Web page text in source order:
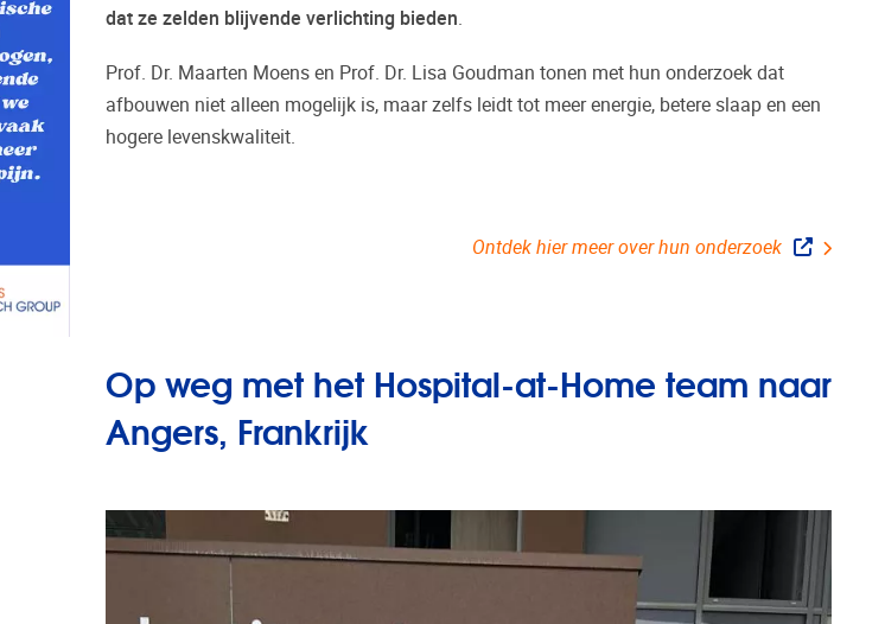
dat ze zelden blijvende verlichting bieden.
Prof. Dr. Maarten Moens en Prof. Dr. Lisa Goudman tonen met hun onderzoek dat
afbouwen niet alleen mogelijk is, maar zelfs leidt tot meer energie, betere slaap en een
hogere levenskwaliteit.
Ontdek hier meer over hun onderzoek
Op weg met het Hospital-at-Home team naar
Angers, Frankrijk